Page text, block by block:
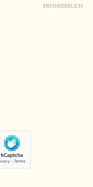
ERFORDERLICH